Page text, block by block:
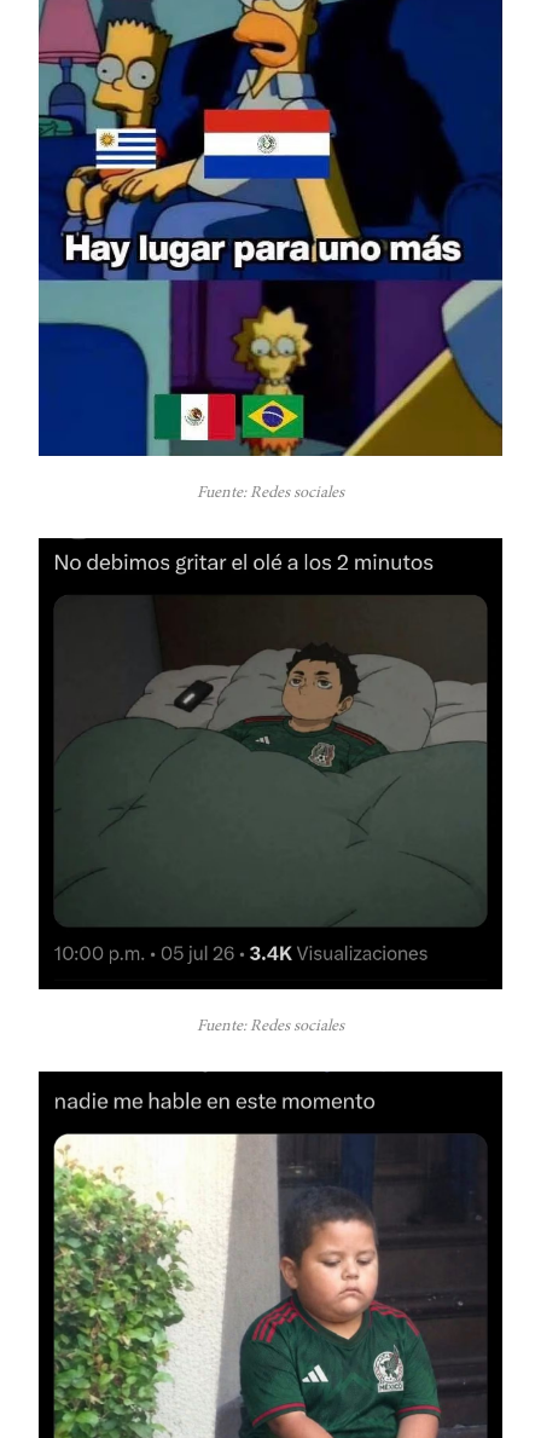
Fuente: Redes sociales
Fuente: Redes sociales